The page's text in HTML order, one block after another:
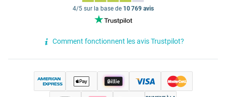
4/5 sur la base de 10 769 avis
Comment fonctionnent les avis Trustpilot?